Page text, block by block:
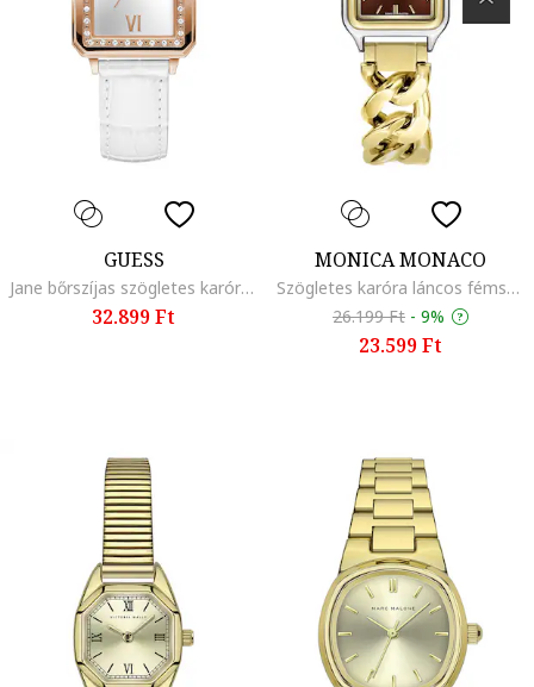
GUESS
Jane bőrszíjas szögletes karóra, Fehér
32.899 Ft
MONICA MONACO
Szögletes karóra láncos fémszíjjal, Aranyszín
26.199 Ft - 9%
23.599 Ft